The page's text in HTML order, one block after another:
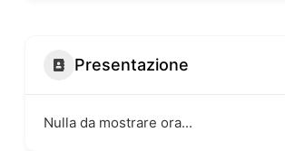
Presentazione
Nulla da mostrare ora...